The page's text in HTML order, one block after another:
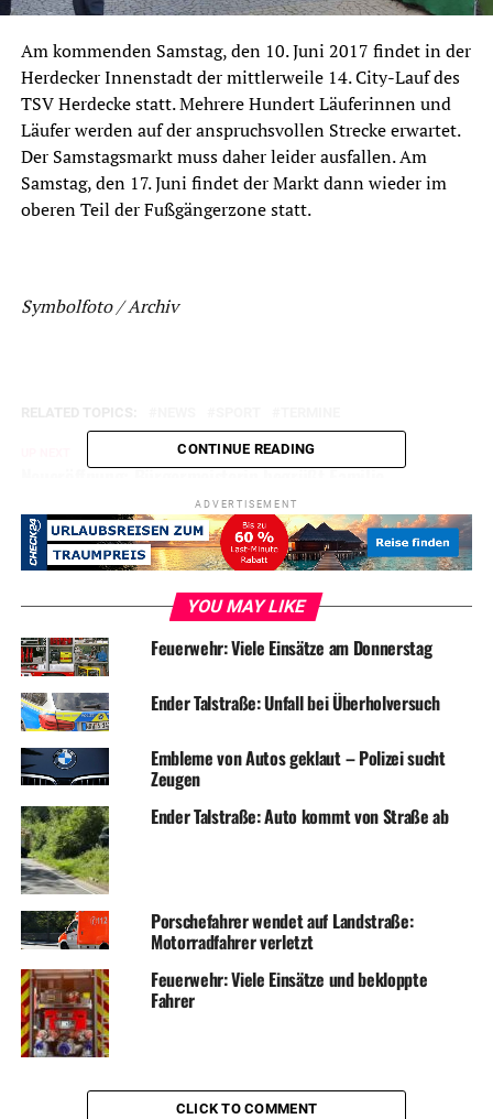
Am kommenden Samstag, den 10. Juni 2017 findet in der
Herdecker Innenstadt der mittlerweile 14. City-Lauf des
TSV Herdecke statt. Mehrere Hundert Läuferinnen und
Läufer werden auf der anspruchsvollen Strecke erwartet.
Der Samstagsmarkt muss daher leider ausfallen. Am
Samstag, den 17. Juni findet der Markt dann wieder im
oberen Teil der Fußgängerzone statt.
Symbolfoto / Archiv
Neueröffnung: Bürgermeisterin begrüßt Familie
Kannegießer im Café Barock
DON'T MISS
Ferienfrosch 2017: Herdecke hat für Ferienkids wieder viel
zu bieten
CONTINUE READING
ADVERTISEMENT
YOU MAY LIKE
Feuerwehr: Viele Einsätze am Donnerstag
Ender Talstraße: Unfall bei Überholversuch
Embleme von Autos geklaut – Polizei sucht
Zeugen
Ender Talstraße: Auto kommt von Straße ab
Porschefahrer wendet auf Landstraße:
Motorradfahrer verletzt
Feuerwehr: Viele Einsätze und bekloppte
Fahrer
CLICK TO COMMENT